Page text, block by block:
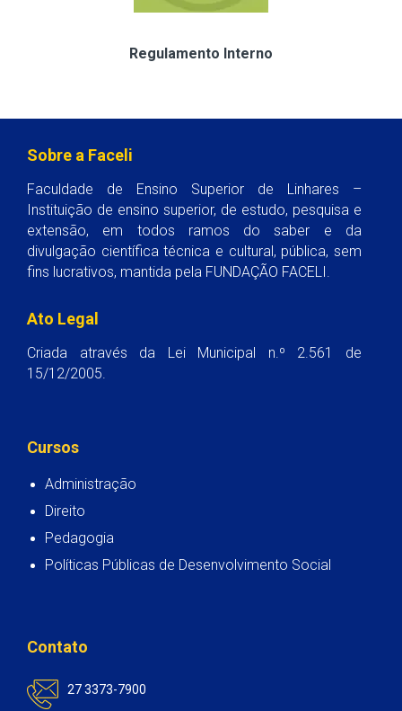
Regulamento Interno
Sobre a Faceli
Faculdade de Ensino Superior de Linhares –
Instituição de ensino superior, de estudo, pesquisa e
extensão, em todos ramos do saber e da
divulgação científica técnica e cultural, pública, sem
fins lucrativos, mantida pela FUNDAÇÃO FACELI.
Ato Legal
Criada através da Lei Municipal n.º 2.561 de
15/12/2005.
Cursos
Administração
Direito
Pedagogia
Políticas Públicas de Desenvolvimento Social
Contato
27 3373-7900